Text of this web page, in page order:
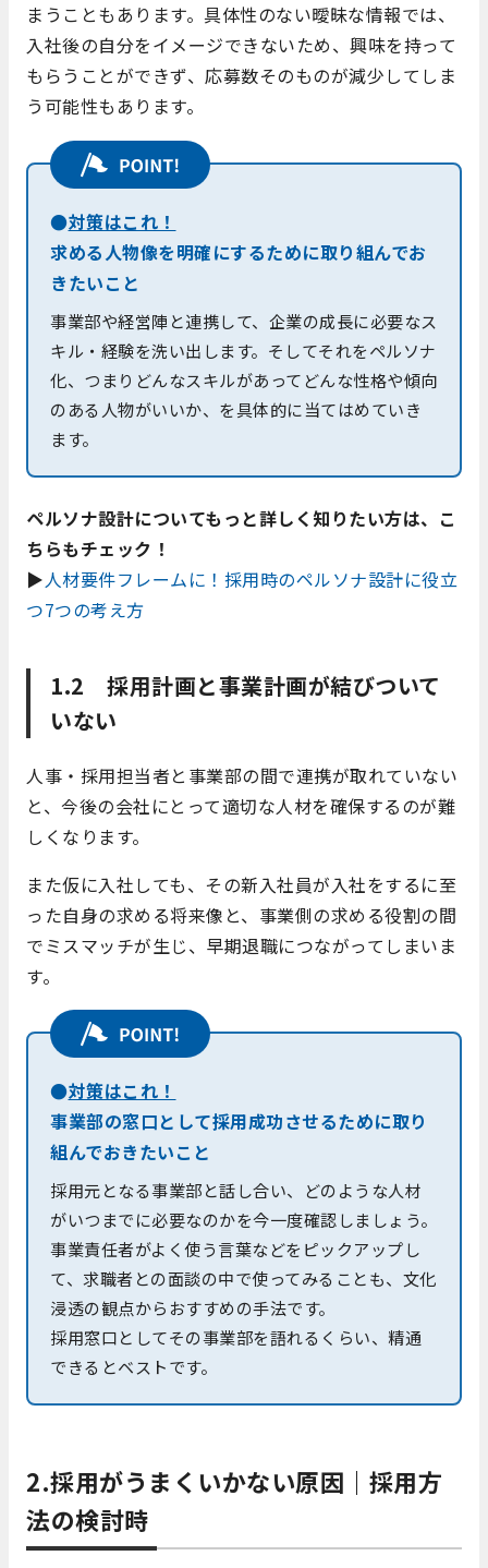
まうこともあります。具体性のない曖昧な情報では、
入社後の自分をイメージできないため、興味を持って
もらうことができず、応募数そのものが減少してしま
う可能性もあります。
●対策はこれ！
求める人物像を明確にするために取り組んでお
きたいこと
事業部や経営陣と連携して、企業の成長に必要なス
キル・経験を洗い出します。そしてそれをペルソナ
化、つまりどんなスキルがあってどんな性格や傾向
のある人物がいいか、を具体的に当てはめていき
ます。
ペルソナ設計についてもっと詳しく知りたい方は、こ
ちらもチェック！
▶人材要件フレームに！採用時のペルソナ設計に役立
つ7つの考え方
1.2 採用計画と事業計画が結びついて
いない
人事・採用担当者と事業部の間で連携が取れていない
と、今後の会社にとって適切な人材を確保するのが難
しくなります。
また仮に入社しても、その新入社員が入社をするに至
った自身の求める将来像と、事業側の求める役割の間
でミスマッチが生じ、早期退職につながってしまいま
す。
●対策はこれ！
事業部の窓口として採用成功させるために取り
組んでおきたいこと
採用元となる事業部と話し合い、どのような人材
がいつまでに必要なのかを今一度確認しましょう。
事業責任者がよく使う言葉などをピックアップし
て、求職者との面談の中で使ってみることも、文化
浸透の観点からおすすめの手法です。
採用窓口としてその事業部を語れるくらい、精通
できるとベストです。
2.採用がうまくいかない原因｜採用方
法の検討時